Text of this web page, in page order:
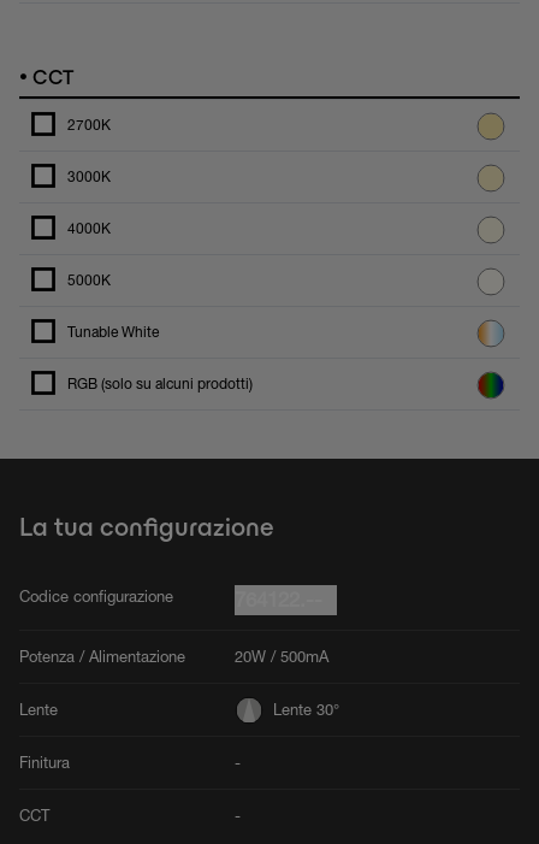
• CCT
2700K
3000K
4000K
5000K
Tunable White
RGB (solo su alcuni prodotti)
La tua configurazione
Codice configurazione
Potenza / Alimentazione 20W / 500mA
Lente Lente 30°
Finitura -
CCT -